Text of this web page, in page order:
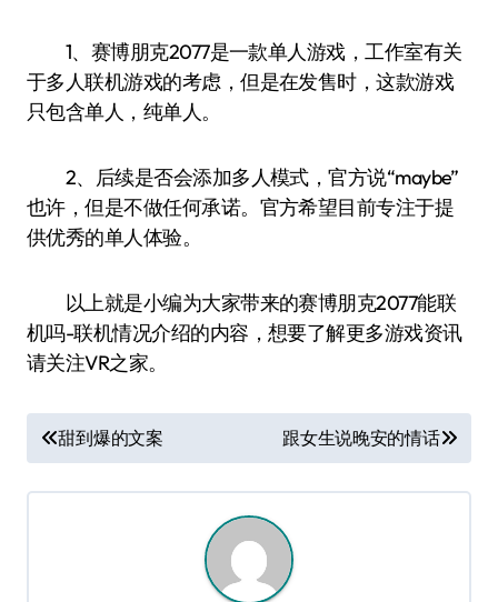
1、赛博朋克2077是一款单人游戏，工作室有关
于多人联机游戏的考虑，但是在发售时，这款游戏
只包含单人，纯单人。
2、后续是否会添加多人模式，官方说“maybe”
也许，但是不做任何承诺。官方希望目前专注于提
供优秀的单人体验。
以上就是小编为大家带来的赛博朋克2077能联
机吗-联机情况介绍的内容，想要了解更多游戏资讯
请关注VR之家。
文
章
导
甜到爆的文案 跟女生说晚安的情话